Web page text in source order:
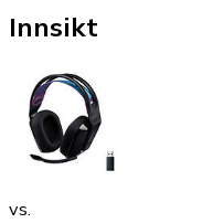
Innsikt
vs.